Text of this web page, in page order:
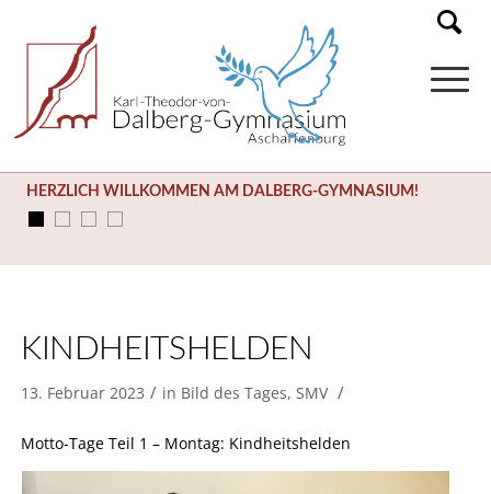
HERZLICH WILLKOMMEN AM DALBERG-GYMNASIUM!
KINDHEITSHELDEN
13. Februar 2023 / in Bild des Tages, SMV /
Motto-Tage Teil 1 – Montag: Kindheitshelden